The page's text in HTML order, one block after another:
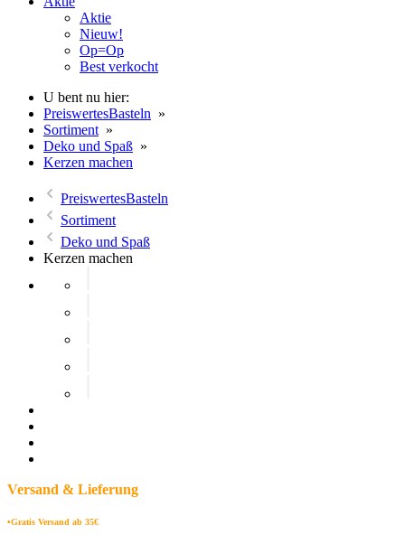
Aktie
Nieuw!
Op=Op
Best verkocht
U bent nu hier:
PreiswertesBasteln »
Sortiment »
Deko und Spaß »
Kerzen machen
PreiswertesBasteln
Sortiment
Deko und Spaß
Kerzen machen
Versand & Lieferung
•Gratis Versand ab 35€